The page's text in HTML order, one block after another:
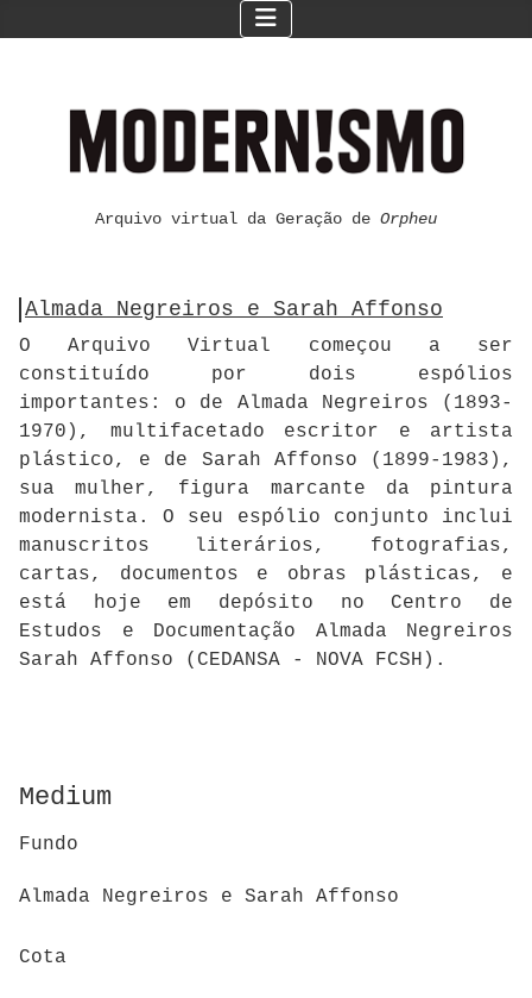
Arquivo virtual da Geração de Orpheu
Almada Negreiros e Sarah Affonso
O Arquivo Virtual começou a ser
constituído por dois espólios
importantes: o de Almada Negreiros (1893-
1970), multifacetado escritor e artista
plástico, e de Sarah Affonso (1899-1983),
sua mulher, figura marcante da pintura
modernista. O seu espólio conjunto inclui
manuscritos literários, fotografias,
cartas, documentos e obras plásticas, e
está hoje em depósito no Centro de
Estudos e Documentação Almada Negreiros
Sarah Affonso (CEDANSA - NOVA FCSH).
Medium
Fundo
Almada Negreiros e Sarah Affonso
Cota